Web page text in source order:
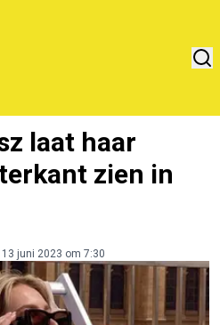
laat haar
zien in
juni 2023 om 7:30